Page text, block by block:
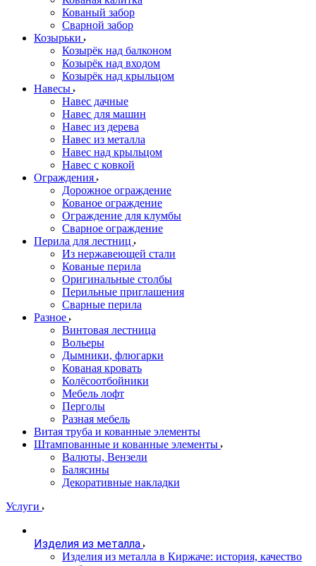
Кованый забор
Сварной забор
Козырьки
Козырёк над балконом
Козырёк над входом
Козырёк над крыльцом
Навесы
Навес дачные
Навес для машин
Навес из дерева
Навес из металла
Навес над крыльцом
Навес с ковкой
Ограждения
Дорожное ограждение
Кованое ограждение
Ограждение для клумбы
Сварное ограждение
Перила для лестниц
Из нержавеющей стали
Кованые перила
Оригинальные столбы
Перильные приглашения
Сварные перила
Разное
Винтовая лестница
Вольеры
Дымники, флюгарки
Кованая кровать
Колёсоотбойники
Мебель лофт
Перголы
Разная мебель
Витая труба и кованные элементы
Штампованные и кованные элементы
Валюты, Вензели
Балясины
Декоративные накладки
Услуги
Изделия из металла
Изделия из металла в Киржаче: история, качество